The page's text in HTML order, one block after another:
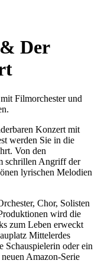
Der
Filmorchester und
Konzert mit
werden Sie in die
Von den
schrillen Angriff der
lyrischen Melodien
Chor, Solisten
wird die
zum Leben erweckt
Mittelerdes
Schauspielerin oder ein
Amazon-Serie